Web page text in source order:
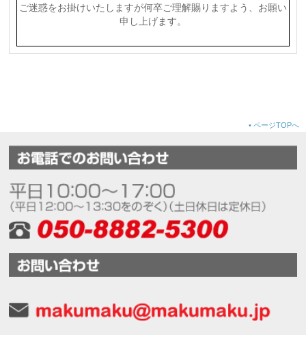
ご迷惑をお掛けいたしますが何卒ご理解賜りますよう、お願い
申し上げます。
• ページTOPへ